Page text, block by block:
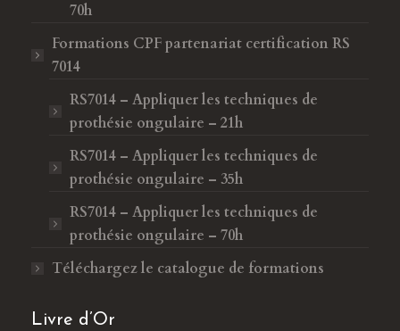
70h
Formations CPFpartenariat certification RS
7014
RS7014 – Appliquer les techniques de
prothésie ongulaire – 21h
RS7014 – Appliquer les techniques de
prothésie ongulaire – 35h
RS7014 – Appliquer les techniques de
prothésie ongulaire – 70h
Téléchargez le catalogue de formations
Livre d’Or